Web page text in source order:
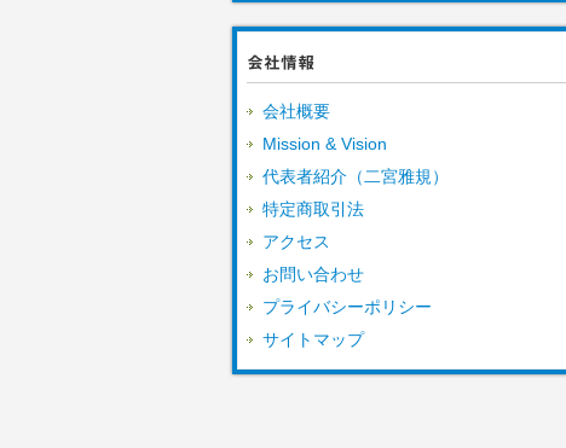
会社情報
会社概要
Mission & Vision
代表者紹介（二宮雅規）
特定商取引法
アクセス
お問い合わせ
プライバシーポリシー
サイトマップ